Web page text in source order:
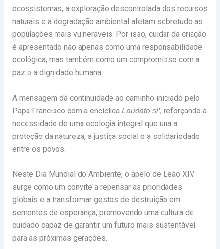
ecossistemas, a exploração descontrolada dos recursos
naturais e a degradação ambiental afetam sobretudo as
populações mais vulneráveis. Por isso, cuidar da criação
é apresentado não apenas como uma responsabilidade
ecológica, mas também como um compromisso com a
paz e a dignidade humana.
A mensagem dá continuidade ao caminho iniciado pelo
Papa Francisco com a encíclica Laudato si’, reforçando a
necessidade de uma ecologia integral que una a
proteção da natureza, a justiça social e a solidariedade
entre os povos.
Neste Dia Mundial do Ambiente, o apelo de Leão XIV
surge como um convite a repensar as prioridades
globais e a transformar gestos de destruição em
sementes de esperança, promovendo uma cultura de
cuidado capaz de garantir um futuro mais sustentável
para as próximas gerações.